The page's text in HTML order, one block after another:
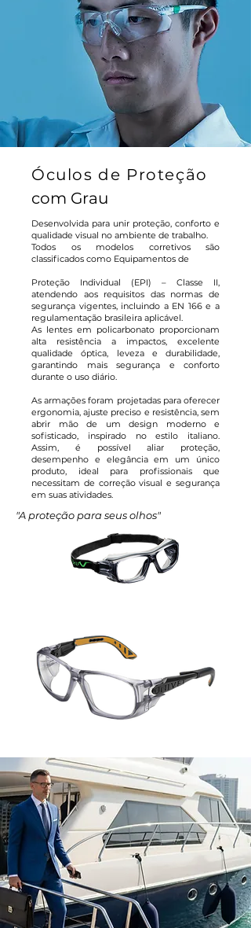
Óculos de Proteção
com Grau
Desenvolvida para unir proteção, conforto e
qualidade visual no ambiente de trabalho.
Todos os modelos corretivos são
classificados como Equipamentos de
Proteção Individual (EPI) – Classe II,
atendendo aos requisitos das normas de
segurança vigentes, incluindo a EN 166 e a
regulamentação brasileira aplicável.
As lentes em policarbonato proporcionam
alta resistência a impactos, excelente
qualidade óptica, leveza e durabilidade,
garantindo mais segurança e conforto
durante o uso diário.
As armações foram projetadas para oferecer
ergonomia, ajuste preciso e resistência, sem
abrir mão de um design moderno e
sofisticado, inspirado no estilo italiano.
Assim, é possível aliar proteção,
desempenho e elegância em um único
produto, ideal para profissionais que
necessitam de correção visual e segurança
em suas atividades.
"A proteção para seus olhos"